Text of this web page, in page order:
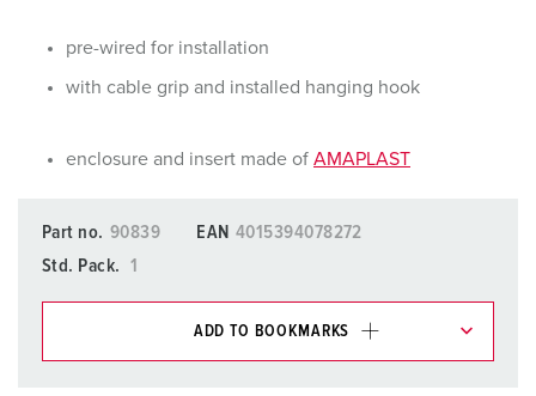
pre-wired for installation
with cable grip and installed hanging hook
enclosure and insert made of AMAPLAST
Part no. 90839 EAN 4015394078272
Std. Pack.
1
ADD TO BOOKMARKS